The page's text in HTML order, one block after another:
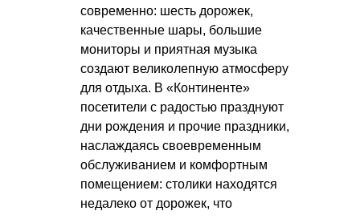
современно: шесть дорожек,
качественные шары, большие
мониторы и приятная музыка
создают великолепную атмосферу
для отдыха. В «Континенте»
посетители с радостью празднуют
дни рождения и прочие праздники,
наслаждаясь своевременным
обслуживанием и комфортным
помещением: столики находятся
недалеко от дорожек, что